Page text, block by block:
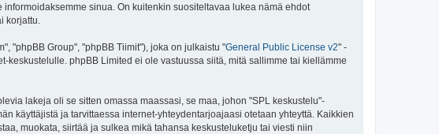
sinua. On kuitenkin suositeltavaa lukea nämä ehdot
korjattu.
"phpBB Group", "phpBB Tiimit"), joka on julkaistu "General Public License v2" -
keskustelulle. phpBB Limited ei ole vastuussa siitä, mitä sallimme tai kiellämme
lakeja oli se sitten omassa maassasi, se maa, johon "SPL keskustelu"-
käyttäjistä ja tarvittaessa internet-yhteydentarjoajaasi otetaan yhteyttä. Kaikkien
muokata, siirtää ja sulkea mikä tahansa keskusteluketju tai viesti niin